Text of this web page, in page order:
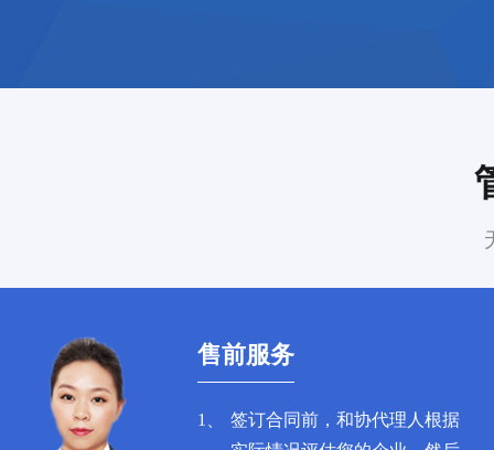
售前服务
1、
签订合同前，和协代理人根据